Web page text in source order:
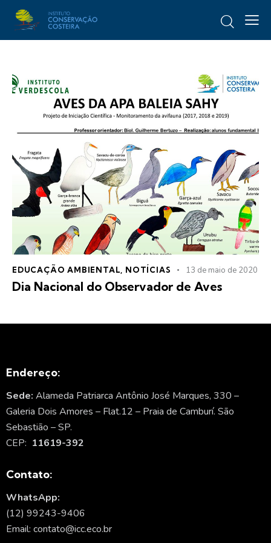
EDUCAÇÃO AMBIENTAL, NOTÍCIAS 13 de maio de 2020
Dia Nacional do Observador de Aves
Endereço:
Sede: Alameda Patriarca Antônio José Marques, 330 –
Galeria Dois Amores – Flat.12 – Praia de Camburí. São
Sebastião – SP.
CEP: 11619-392
Contato:
WhatsApp:
(12) 99243-9406
Email: contato@icc.eco.br